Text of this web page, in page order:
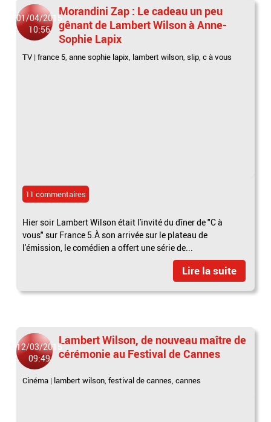
01/04/2015
10:56
Morandini Zap : Le cadeau un peu
gênant de Lambert Wilson à Anne-
Sophie Lapix
TV |france 5,anne sophie lapix, lambert wilson,slip,c à vous
11 commentaires
Hier soir Lambert Wilson était l'invité du dîner de "C à
vous" sur France 5.À son arrivée sur le plateau de
l'émission, le comédien a offert une série de...
Lire la suite
12/03/2015
09:49
Lambert Wilson, de nouveau maître de
cérémonie au Festival de Cannes
Cinéma | lambert wilson,festival de cannes,cannes